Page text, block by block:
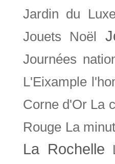
Jardin du
Jouets Noël
Journées
L'Eixample
Corne d'Or La
Rouge La
La Rochelle